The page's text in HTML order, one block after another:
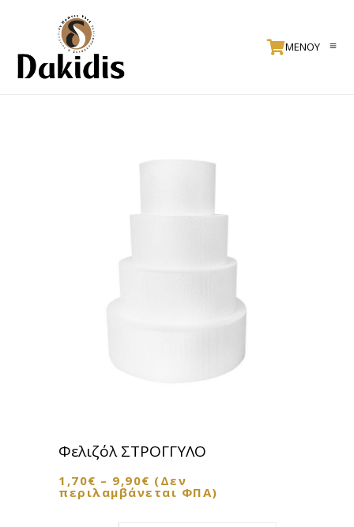
ΜΕΝΟΥ
Φελιζόλ ΣΤΡΟΓΓΥΛΟ
1,70€ – 9,90€ (Δεν
περιλαμβάνεται ΦΠΑ)